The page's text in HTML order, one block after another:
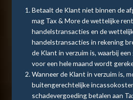
Betaalt de Klant niet binnen de
mag Tax & More de wettelijke
handelstransacties en de
handelstransacties in rekening
de Klant in verzuim is, waarbij
voor een hele maand wordt
Wanneer de Klant in verzuim is,
buitengerechtelijke
schadevergoeding betalen aan